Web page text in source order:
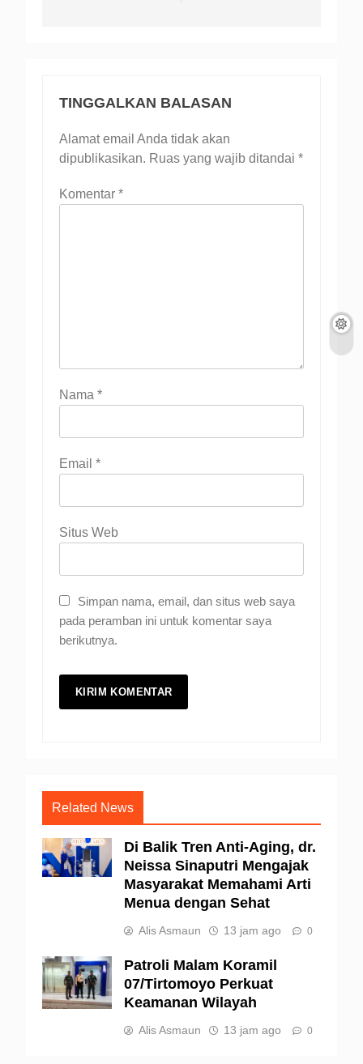
TINGGALKAN BALASAN
Alamat email Anda tidak akan
dipublikasikan. Ruas yang wajib ditandai *
Komentar *
Nama *
Email *
Situs Web
Simpan nama, email, dan situs web saya
pada peramban ini untuk komentar saya
berikutnya.
Related News
Di Balik Tren Anti-Aging, dr.
Neissa Sinaputri Mengajak
Masyarakat Memahami Arti
Menua dengan Sehat
Alis Asmaun 13 jam ago 0
Patroli Malam Koramil
07/Tirtomoyo Perkuat
Keamanan Wilayah
Alis Asmaun 13 jam ago 0